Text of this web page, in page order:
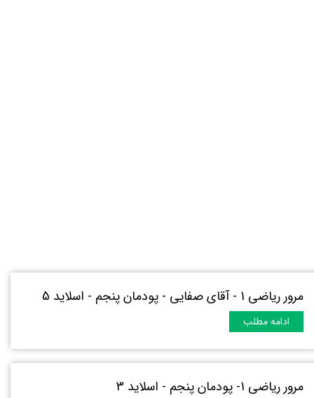
مرور ریاضی 1 - آقای صفایی - پودمان پنجم - اسلاید 5
ادامه مطلب
مرور ریاضی 1- پودمان پنجم - اسلاید 3